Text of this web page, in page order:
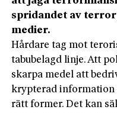
spridandet av
medier.
Hårdare tag mot
tabubelagd linje. Att
skarpa medel att
krypterad information
rätt former. Det kan